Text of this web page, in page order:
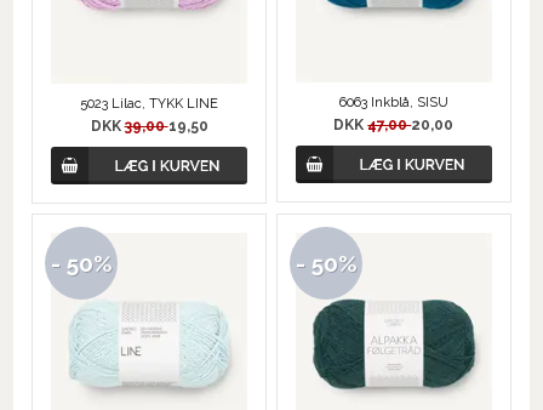
5023 Lilac, TYKK LINE
DKK39,0019,50
6063 Inkblå, SISU
DKK47,0020,00
- 50% - 50%